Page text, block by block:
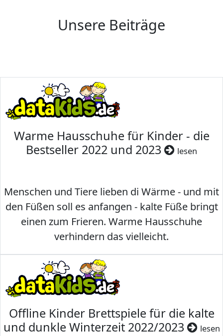
Unsere Beiträge
Warme Hausschuhe für Kinder - die
Bestseller 2022 und 2023
lesen
Menschen und Tiere lieben di Wärme - und mit
den Füßen soll es anfangen - kalte Füße bringt
einen zum Frieren. Warme Hausschuhe
verhindern das vielleicht.
Offline Kinder Brettspiele für die kalte
und dunkle Winterzeit 2022/2023
lesen